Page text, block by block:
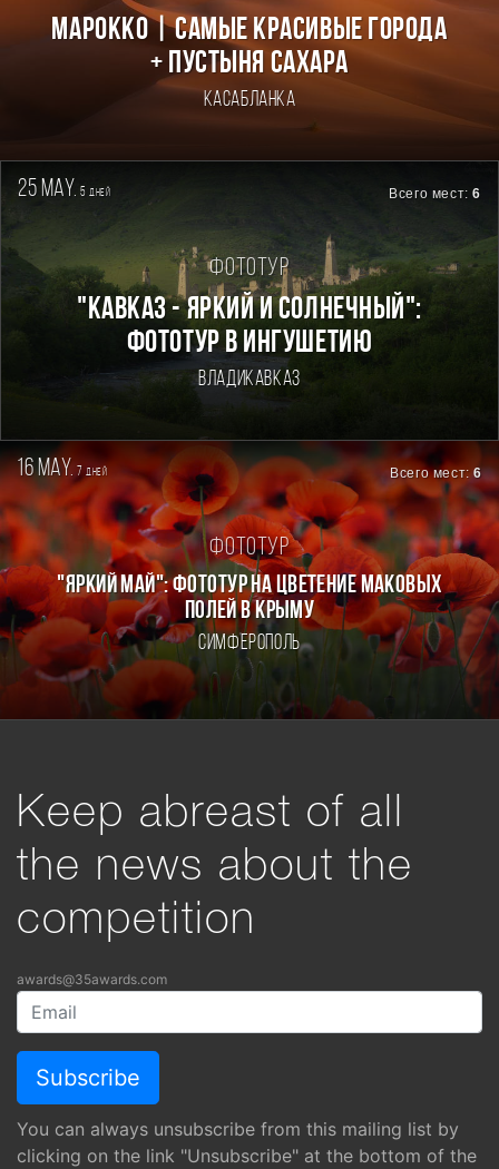
Марокко | Самые красивые города
+ пустыня Сахара
Касабланка
25 may. 5дней Всего мест:6
Фототур
"КАВКАЗ - ЯРКИЙ И СОЛНЕЧНЫЙ":
ФОТОТУР В ИНГУШЕТИЮ
Владикавказ
16 may. 7дней Всего мест:6
Фототур
"ЯРКИЙ МАЙ": ФОТОТУР НА ЦВЕТЕНИЕ МАКОВЫХ
ПОЛЕЙ В КРЫМУ
Симферополь
Keep abreast of all
the news about the
competition
awards@35awards.com
You can always unsubscribe from this mailing list by
clicking on the link "Unsubscribe" at the bottom of the